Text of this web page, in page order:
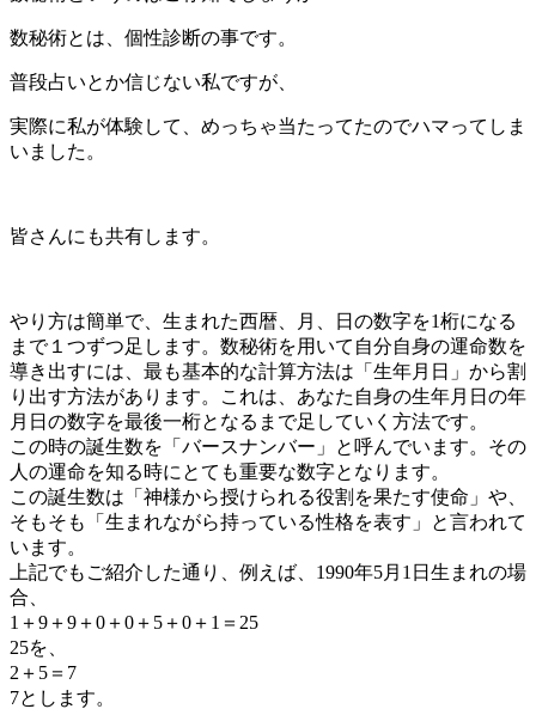
数秘術とは、個性診断の事です。
普段占いとか信じない私ですが、
実際に私が体験して、めっちゃ当たってたのでハマってしま
いました。
皆さんにも共有します。
やり方は簡単で、生まれた西暦、月、日の数字を1桁になる
まで１つずつ足します。数秘術を用いて自分自身の運命数を
導き出すには、最も基本的な計算方法は「生年月日」から割
り出す方法があります。これは、あなた自身の生年月日の年
月日の数字を最後一桁となるまで足していく方法です。
この時の誕生数を「バースナンバー」と呼んでいます。その
人の運命を知る時にとても重要な数字となります。
この誕生数は「神様から授けられる役割を果たす使命」や、
そもそも「生まれながら持っている性格を表す」と言われて
います。
上記でもご紹介した通り、例えば、1990年5月1日生まれの場
合、
1＋9＋9＋0＋0＋5＋0＋1＝25
25を、
2＋5＝7
7とします。